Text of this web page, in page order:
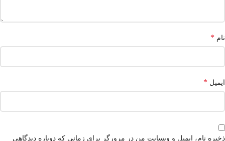
نام *
ایمیل *
ذخیره نام، ایمیل و وبسایت من در مرورگر برای زمانی که دوباره دیدگاهی